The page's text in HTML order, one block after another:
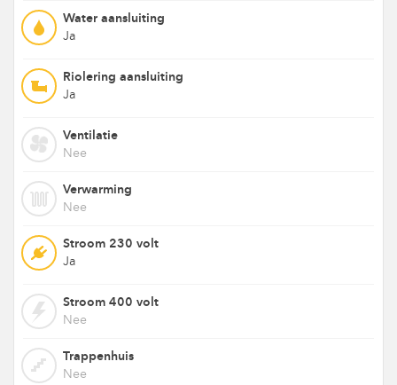
Water aansluiting
Ja
Riolering aansluiting
Ja
Ventilatie
Nee
Verwarming
Nee
Stroom 230 volt
Ja
Stroom 400 volt
Nee
Trappenhuis
Nee